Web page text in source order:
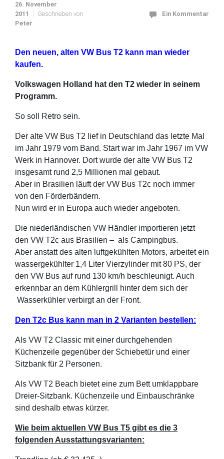
26. November
2011
Geschrieben von
Peter
Ein Kommentar
Den neuen, alten VW Bus T2 kann man wieder
kaufen.
Volkswagen Holland hat den T2 wieder in seinem
Programm.
So soll Retro sein.
Der alte VW Bus T2 lief in Deutschland das letzte Mal
im Jahr 1979 vom Band. Start war im Jahr 1967 im VW
Werk in Hannover. Dort wurde der alte VW Bus T2
insgesamt rund 2,5 Millionen mal gebaut.
Aber in Brasilien läuft der VW Bus T2c noch immer
von den Förderbändern.
Nun wird er in Europa auch wieder angeboten.
Die niederländischen VW Händler importieren jetzt
den VW T2c aus Brasilien – als Campingbus.
Aber anstatt des alten luftgekühlten Motors, arbeitet ein
wassergekühlter 1,4 Liter Vierzylinder mit 80 PS, der
den VW Bus auf rund 130 km/h beschleunigt. Auch
erkennbar an dem Kühlergrill hinter dem sich der
Wasserkühler verbirgt an der Front.
Den T2c Bus kann man in 2 Varianten bestellen:
Als VW T2 Classic mit einer durchgehenden
Küchenzeile gegenüber der Schiebetür und einer
Sitzbank für 2 Personen.
Als VW T2 Beach bietet eine zum Bett umklappbare
Dreier-Sitzbank. Küchenzeile und Einbauschränke
sind deshalb etwas kürzer.
Wie beim aktuellen VW Bus T5 gibt es die 3
folgenden Ausstattungsvarianten: